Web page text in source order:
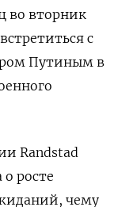
во вторник
с
Путиным в
Randstad
росте
чему